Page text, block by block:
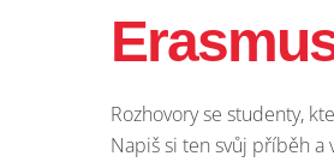
Rozhovory se studenty,
Napiš si ten svůj příběh a